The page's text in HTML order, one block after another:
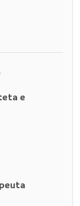
e